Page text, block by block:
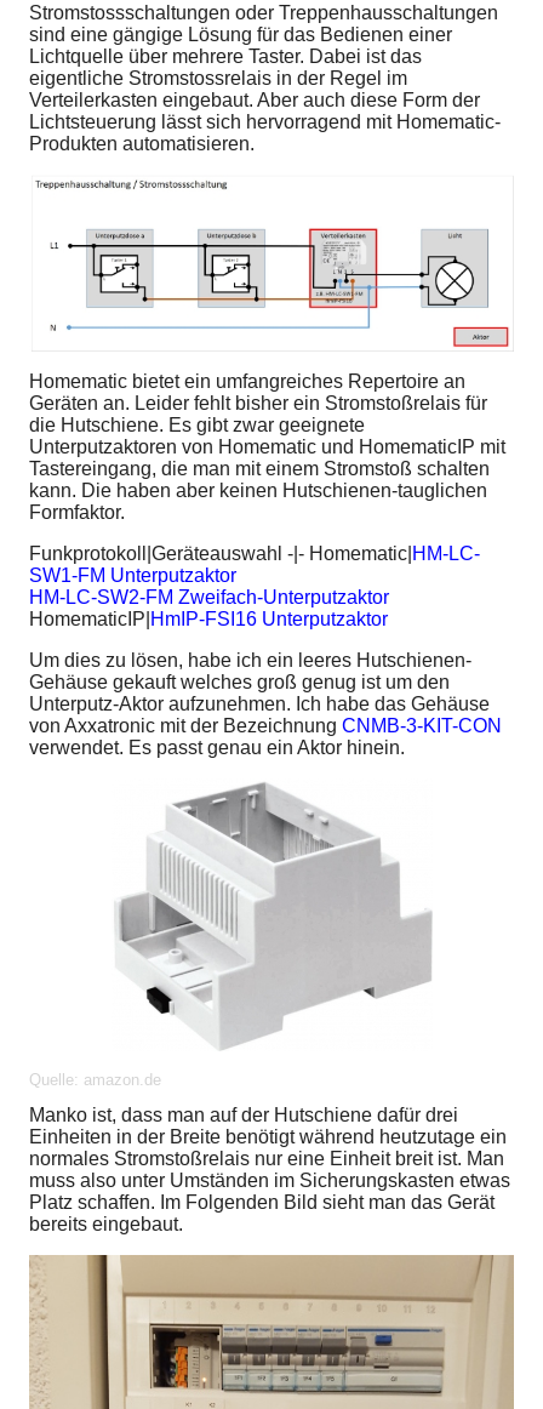
Stromstossschaltungen oder Treppenhausschaltungen
sind eine gängige Lösung für das Bedienen einer
Lichtquelle über mehrere Taster. Dabei ist das
eigentliche Stromstossrelais in der Regel im
Verteilerkasten eingebaut. Aber auch diese Form der
Lichtsteuerung lässt sich hervorragend mit Homematic-
Produkten automatisieren.
Homematic bietet ein umfangreiches Repertoire an
Geräten an. Leider fehlt bisher ein Stromstoßrelais für
die Hutschiene. Es gibt zwar geeignete
Unterputzaktoren von Homematic und HomematicIP mit
Tastereingang, die man mit einem Stromstoß schalten
kann. Die haben aber keinen Hutschienen-tauglichen
Formfaktor.
Funkprotokoll|Geräteauswahl -|- Homematic| HM-LC-
SW1-FM Unterputzaktor
HM-LC-SW2-FM Zweifach-Unterputzaktor
HomematicIP| HmIP-FSI16 Unterputzaktor
Um dies zu lösen, habe ich ein leeres Hutschienen-
Gehäuse gekauft welches groß genug ist um den
Unterputz-Aktor aufzunehmen. Ich habe das Gehäuse
von Axxatronic mit der Bezeichnung CNMB-3-KIT-CON
verwendet. Es passt genau ein Aktor hinein.
Quelle: amazon.de
Manko ist, dass man auf der Hutschiene dafür drei
Einheiten in der Breite benötigt während heutzutage ein
normales Stromstoßrelais nur eine Einheit breit ist. Man
muss also unter Umständen im Sicherungskasten etwas
Platz schaffen. Im Folgenden Bild sieht man das Gerät
bereits eingebaut.